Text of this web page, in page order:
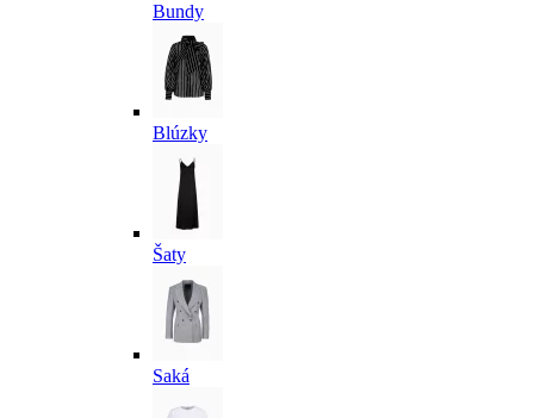
Bundy
Blúzky
Šaty
Saká